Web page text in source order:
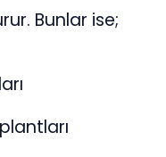
Bunlar ise;